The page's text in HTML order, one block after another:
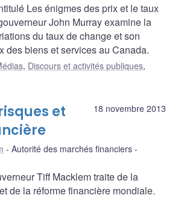
Les énigmes des prix et le taux
John Murray examine la
du taux de change et son
des biens et services au Canada.
, Discours et activités publiques,
18 novembre 2013
et
Autorité des marchés financiers
Tiff Macklem traite de la
de la réforme financière mondiale.